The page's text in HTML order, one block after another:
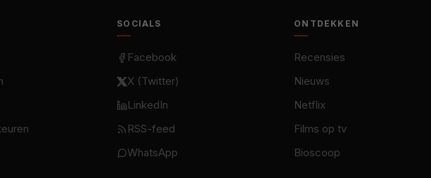
SOCIALS
Facebook
X (Twitter)
LinkedIn
RSS-feed
WhatsApp
ONTDEKKEN
Recensies
Nieuws
Netflix
Films op tv
Bioscoop